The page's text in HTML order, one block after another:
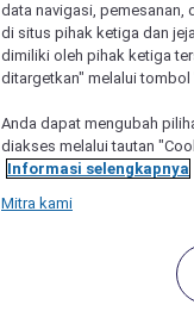
data navigasi, pemesanan,
di situs pihak ketiga dan
dimiliki oleh pihak ketiga
ditargetkan" melalui tombol
Anda dapat mengubah
diakses melalui tautan
Informasi selengkapnya
Mitra kami